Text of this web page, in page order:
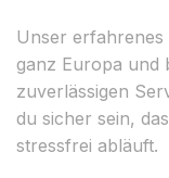
Unser erfahrenes
ganz Europa und
zuverlässigen
du sicher sein,
stressfrei abläuft.